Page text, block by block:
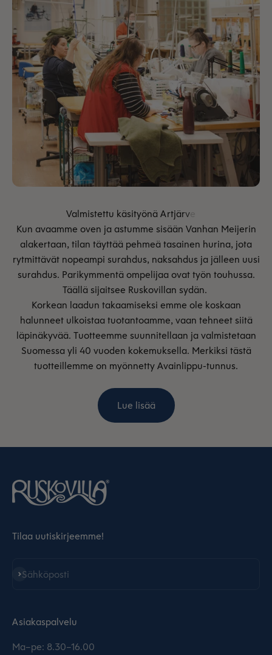
Kun avaamme oven ja astumme sisään Vanhan Meijerin
alakertaan, tilan täyttää pehmeä tasainen hurina, jota
rytmittävät nopeampi surahdus, naksahdus ja jälleen uusi
surahdus. Parikymmentä ompelijaa ovat työn touhussa.
Täällä sijaitsee Ruskovillan sydän.
Korkean laadun takaamiseksi emme ole koskaan
halunneet ulkoistaa tuotantoamme, vaan tehneet siitä
läpinäkyvää. Tuotteemme suunnitellaan ja valmistetaan
Suomessa yli 40 vuoden kokemuksella. Merkiksi tästä
tuotteillemme on myönnetty Avainlippu-tunnus.
Lue lisää
Tilaa uutiskirjeemme!
Sähköposti
Tilaa
Asiakaspalvelu
Ma–pe: 8.30–16.00